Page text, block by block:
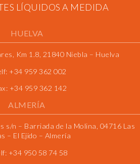
LÍQUIDOS A MEDIDA
HUELVA
Km 1.8, 21840 Niebla – Huelva
+34 959 362 002
+34 959 362 142
ALMERÍA
s/n – Barriada de la Molina, 04716 Las
– El Ejido – Almería
+34 950 58 74 58